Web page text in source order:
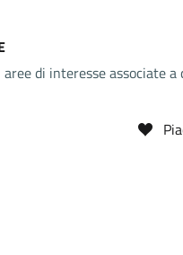
di interesse associate a